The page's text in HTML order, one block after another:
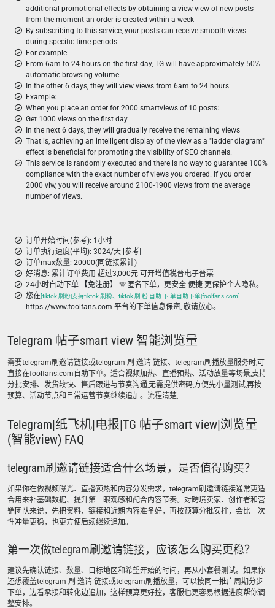
additional promotional effects by obtaining a view view of new posts
from the moment an order is created within a week
By subscribing to this service, your posts can receive smooth views
during specific time periods.
For example:
From 6am to 24 hours on the first day, TG will have approximately 50%
automatic browsing volume.
In the other 6 days, they will view views from 6am to 24 hours
Example:
When you place an order for 2000 smartviews of 10 posts:
Get 1000 views on the first day
In the next 6 days, they will gradually receive the remaining views
That is, achieving an intelligent display of the view as a "ladder diagram"
effect is beneficial for promoting the visibility of SEO channels.
This service is randomly executed and there is no way to guarantee 100%
compliance with the exact number of views you ordered. If you order
2000 viw, you will receive around 2100-1900 views from the average
number of views.
订单开始时间(参考): 1小时
订单执行速度(平均): 3024/天 [参考]
订单max数量: 20000(同链接累计)
好消息: 累计订单费用 超过3,000元 可开增值税普电子普票
24小时自动下单-【免注册】 💚 匿名下单，更安全-便捷-更保护个人隐私。
您在[tiktok 刷粉|支持tiktok 刷粉、tiktok 刷 粉 自助 下 单自助下单|foolfans.com]
https://www.foolfans.com 平台的下单信息保密, 敬请放心。
Telegram 帖子smart view 智能浏览量
需要telegram刷邀请链接或telegram 刷 邀请 链接、telegram刷播放量服务时,可
直接在foolfans.com自助下单。适合视频加热、直播预热、活动放量等场景,支持
分批安排、发货较快、售后跟进与节奏沟通,无需提供密码,方便先小量测试,再按
预算、活动节点和日常运营节奏继续追加。流程清楚,
Telegram|纸飞机|电报|TG 帖子smart view|浏览量
(智能view) FAQ
telegram刷邀请链接适合什么场景，是否值得购买？
如果你在做视频曝光、直播预热和内容分发需求，telegram刷邀请链接通常更适
合用来补基础数据、提升第一眼观感和配合内容节奏。对跨境卖家、创作者和营
销团队来说，先把资料、链接和近期内容准备好，再按预算分批安排，会比一次
性冲量更稳，也更方便后续继续追加。
第一次做telegram刷邀请链接，应该怎么购买更稳？
建议先确认链接、数量、目标地区和希望开始的时间，再从小套餐测试。如果你
还想覆盖telegram 刷 邀请 链接或telegram刷播放量，可以按同一推广周期分步
下单，边看承接和转化边追加，这样预算更好控，客服也更容易根据进度帮你调
整安排。